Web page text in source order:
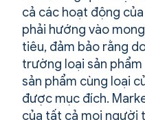
cả các hoạt động
phải hướng vào
tiêu, đảm bảo rằng
trường loại sản
sản phẩm cùng loại
được mục đích.
của tất cả mọi người